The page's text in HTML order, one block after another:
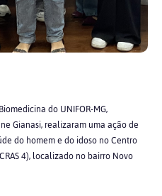
do UNIFOR-MG,
Gianasi, realizaram uma ação de
do homem e do idoso no Centro
4), localizado no bairro Novo